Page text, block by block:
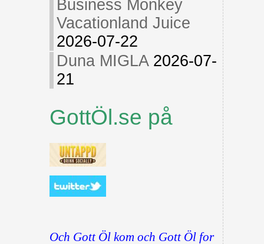
Business Monkey
Vacationland Juice
2026-07-22
Duna MIGLA 2026-07-
21
GottÖl.se på
Och Gott Öl kom och Gott Öl for